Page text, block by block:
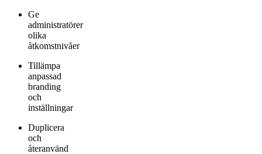
Ge
administratörer
olika
åtkomstnivåer
Tillämpa
anpassad
branding
och
inställningar
Duplicera
och
återanvänd